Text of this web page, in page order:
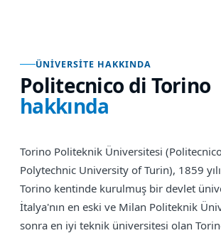
ÜNIVERSITE HAKKINDA
Politecnico di Torino
hakkında
Torino Politeknik Üniversitesi
Polytechnic University of Turin), 1859
Torino kentinde kurulmuş bir devlet
İtalya'nın en eski ve Milan Politeknik
sonra en iyi teknik üniversitesi olan